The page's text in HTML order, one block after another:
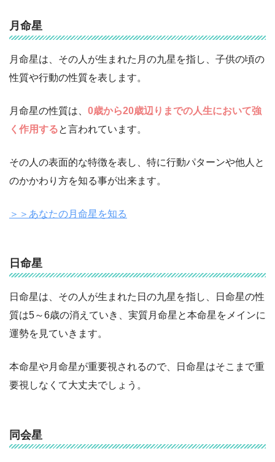
月命星
月命星は、その人が生まれた月の九星を指し、子供の頃の
性質や行動の性質を表します。
月命星の性質は、 0歳から20歳辺りまでの人生において強
く作用すると言われています。
その人の表面的な特徴を表し、特に行動パターンや他人と
のかかわり方を知る事が出来ます。
＞＞あなたの月命星を知る
日命星
日命星は、その人が生まれた日の九星を指し、日命星の性
質は5～6歳の消えていき、実質月命星と本命星をメインに
運勢を見ていきます。
本命星や月命星が重要視されるので、日命星はそこまで重
要視しなくて大丈夫でしょう。
同会星